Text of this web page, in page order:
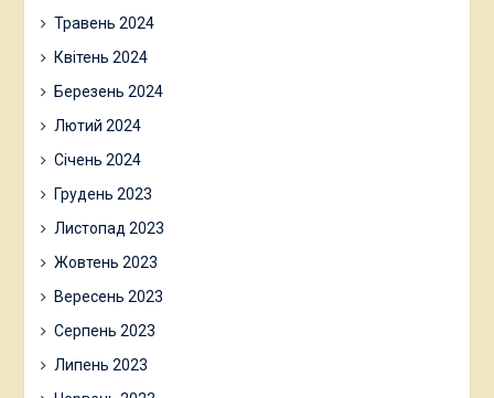
Травень 2024
Квітень 2024
Березень 2024
Лютий 2024
Січень 2024
Грудень 2023
Листопад 2023
Жовтень 2023
Вересень 2023
Серпень 2023
Липень 2023